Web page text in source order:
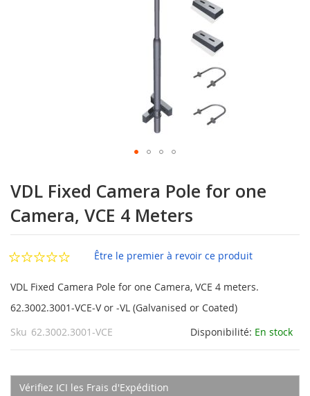
au
début
de
la
Galerie
d’images
VDL Fixed Camera Pole for one
Camera, VCE 4 Meters
Être le premier à revoir ce produit
VDL Fixed Camera Pole for one Camera, VCE 4 meters.
62.3002.3001-VCE-V or -VL (Galvanised or Coated)
Disponibilité: En stock
Sku 62.3002.3001-VCE
Vérifiez ICI les Frais d'Expédition